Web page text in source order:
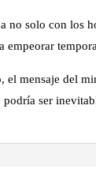
no solo con los
empeorar
el mensaje del
ser